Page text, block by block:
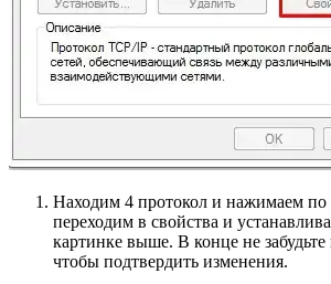
Находим 4 протокол и нажимаем по
переходим в свойства и
картинке выше. В конце не
чтобы подтвердить изменения.